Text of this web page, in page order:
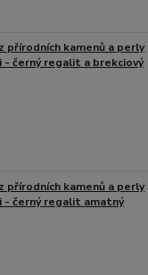
přírodních kamenů a perly
- černý regalit a brekciový
přírodních kamenů a perly
- černý regalit amatný